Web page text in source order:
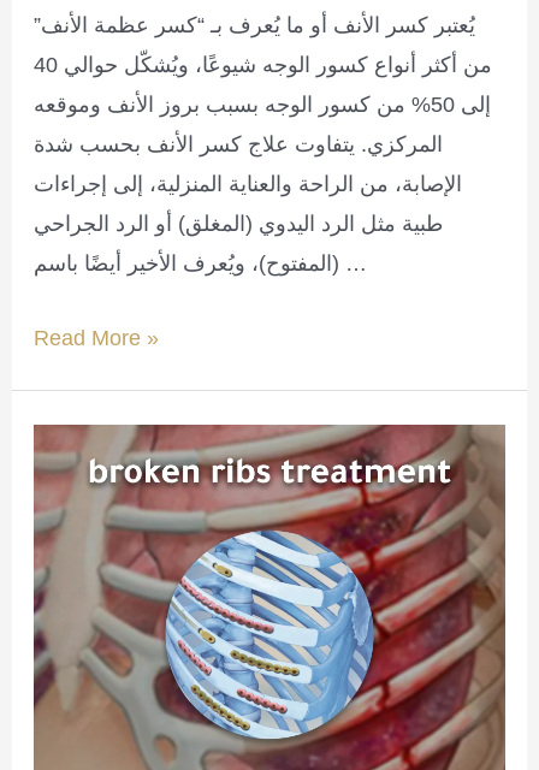
يُعتبر كسر الأنف أو ما يُعرف بـ “كسر عظمة الأنف”
من أكثر أنواع كسور الوجه شيوعًا، ويُشكّل حوالي 40
إلى 50% من كسور الوجه بسبب بروز الأنف وموقعه
المركزي. يتفاوت علاج كسر الأنف بحسب شدة
الإصابة، من الراحة والعناية المنزلية، إلى إجراءات
طبية مثل الرد اليدوي (المغلق) أو الرد الجراحي
(المفتوح)، ويُعرف الأخير أيضًا باسم …
Nose
manual
and
surgical
reduction
Read More »